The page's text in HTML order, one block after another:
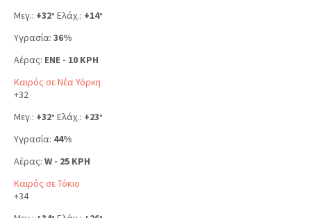
Μεγ.: +32° Ελάχ.: +14°
Υγρασία: 36%
Αέρας: ENE - 10 KPH
Καιρός σε Νέα Υόρκη
+32
Μεγ.: +32° Ελάχ.: +23°
Υγρασία: 44%
Αέρας: W - 25 KPH
Καιρός σε Τόκιο
+34